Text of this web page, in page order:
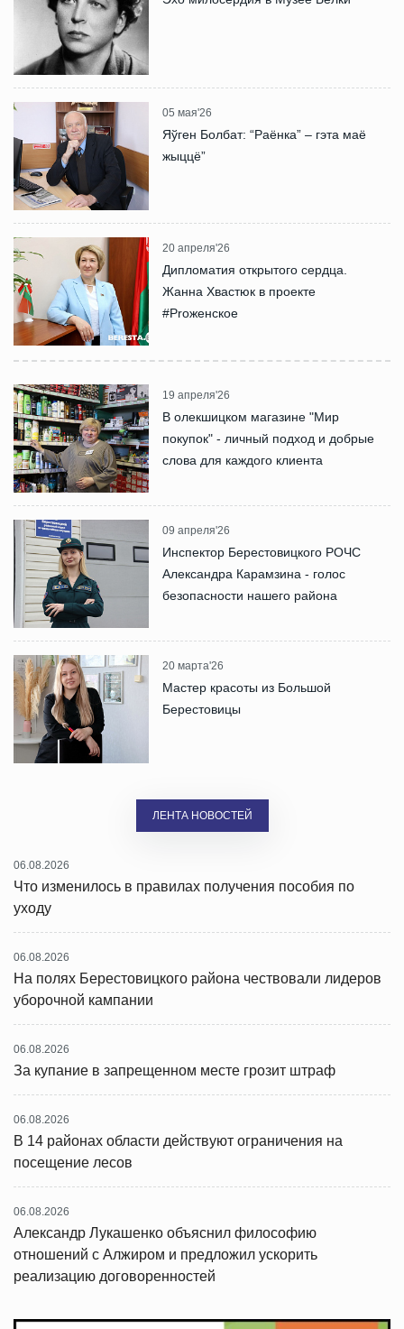
05 мая'26
Яўген Болбат: “Раёнка” – гэта маё
жыццё”
20 апреля'26
Дипломатия открытого сердца.
Жанна Хвастюк в проекте
#Proженское
19 апреля'26
В олекшицком магазине "Мир
покупок" - личный подход и добрые
слова для каждого клиента
09 апреля'26
Инспектор Берестовицкого РОЧС
Александра Карамзина - голос
безопасности нашего района
20 марта'26
Мастер красоты из Большой
Берестовицы
ЛЕНТА НОВОСТЕЙ
06.08.2026
Что изменилось в правилах получения пособия по
уходу
06.08.2026
На полях Берестовицкого района чествовали лидеров
уборочной кампании
06.08.2026
За купание в запрещенном месте грозит штраф
06.08.2026
В 14 районах области действуют ограничения на
посещение лесов
06.08.2026
Александр Лукашенко объяснил философию
отношений с Алжиром и предложил ускорить
реализацию договоренностей